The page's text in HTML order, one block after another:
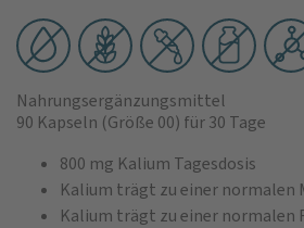
Nahrungsergänzungsmittel
90 Kapseln (Größe 00) für 30 Tage
800 mg Kalium Tagesdosis
Kalium trägt zu einer normalen
Kalium trägt zu einer normalen